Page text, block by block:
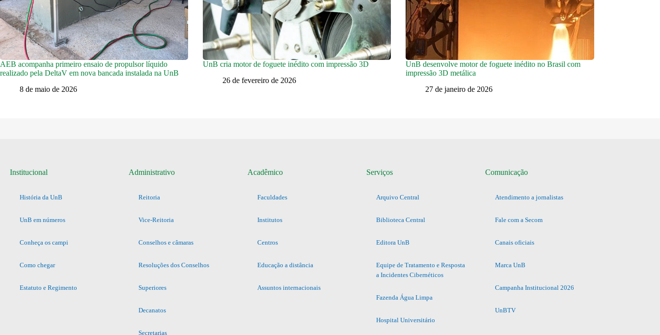
AEB acompanha primeiro ensaio de propulsor líquido
realizado pela DeltaV em nova bancada instalada na UnB
8 de maio de 2026
UnB cria motor de foguete inédito com impressão 3D
26 de fevereiro de 2026
UnB desenvolve motor de foguete inédito no Brasil com
impressão 3D metálica
27 de janeiro de 2026
Institucional
História da UnB
UnB em números
Conheça os campi
Como chegar
Estatuto e Regimento
Administrativo
Reitoria
Vice-Reitoria
Conselhos e câmaras
Resoluções dos Conselhos
Superiores
Decanatos
Secretarias
Acadêmico
Faculdades
Institutos
Centros
Educação a distância
Assuntos internacionais
Serviços
Arquivo Central
Biblioteca Central
Editora UnB
Equipe de Tratamento e Resposta
a Incidentes Cibernéticos
Fazenda Água Limpa
Hospital Universitário
Comunicação
Atendimento a jornalistas
Fale com a Secom
Canais oficiais
Marca UnB
Campanha Institucional 2026
UnBTV